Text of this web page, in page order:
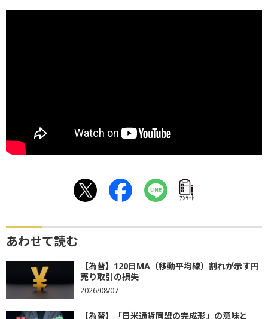
ｱﾝｹｰﾄ
あわせて読む
【為替】120日MA（移動平均線）割れが示す円
売り取引の損失
2026/08/07
【為替】「日米通貨同盟の完成形」の意味と